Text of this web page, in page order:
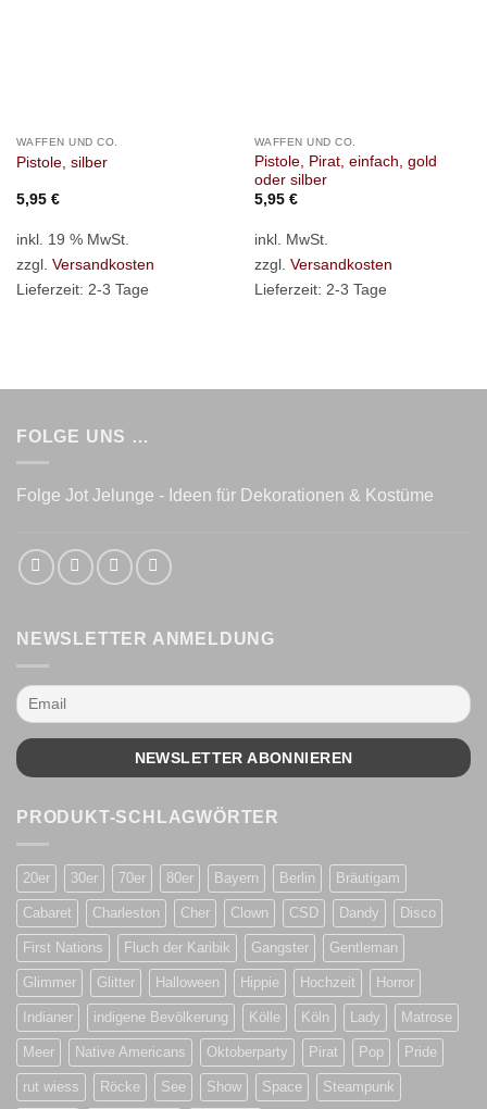
WAFFEN UND CO.
Pistole, silber
5,95 €
inkl. 19 % MwSt.
zzgl. Versandkosten
Lieferzeit: 2-3 Tage
WAFFEN UND CO.
Pistole, Pirat, einfach, gold
oder silber
5,95 €
inkl. MwSt.
zzgl. Versandkosten
Lieferzeit: 2-3 Tage
FOLGE UNS …
Folge Jot Jelunge - Ideen für Dekorationen & Kostüme
NEWSLETTER ANMELDUNG
PRODUKT-SCHLAGWÖRTER
20er 30er 70er 80er Bayern Berlin Bräutigam
Cabaret Charleston Cher Clown CSD Dandy Disco
First Nations Fluch der Karibik Gangster Gentleman
Glimmer Glitter Halloween Hippie Hochzeit Horror
Indianer indigene Bevölkerung Kölle Köln Lady Matrose
Meer Native Americans Oktoberparty Pirat Pop Pride
rut wiess Röcke See Show Space Steampunk